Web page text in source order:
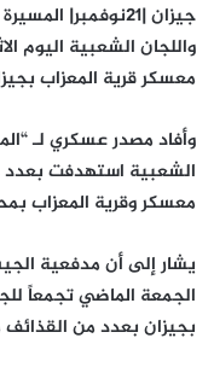
جيزان
واللجان الشعبية اليوم
معسكر قرية المعزاب
وأفاد مصدر عسكري لـ
الشعبية استهدفت
معسكر وقرية المعزاب
يشار إلى أن مدفعية
الجمعة الماضي تجمعاً
بجيزان بعدد من